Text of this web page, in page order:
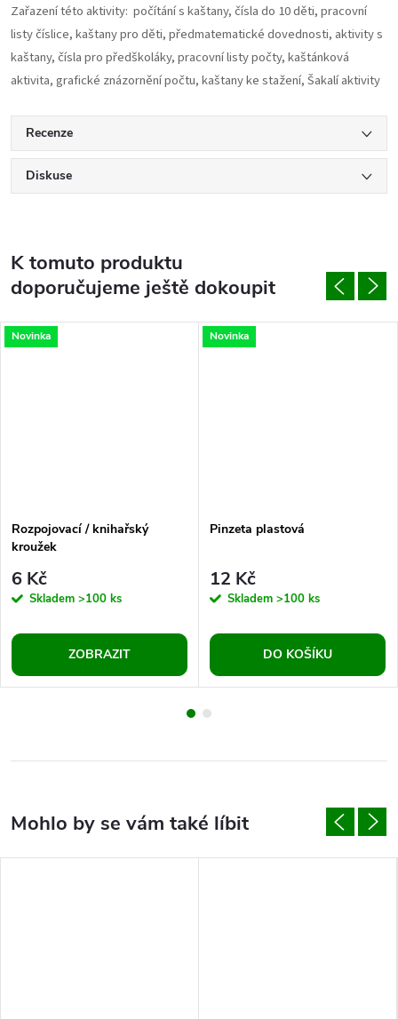
Zařazení této aktivity: počítání s kaštany, čísla do 10 děti, pracovní
listy číslice, kaštany pro děti, předmatematické dovednosti, aktivity s
kaštany, čísla pro předškoláky, pracovní listy počty, kaštánková
aktivita, grafické znázornění počtu, kaštany ke stažení, Šakalí aktivity
Recenze
Diskuse
K tomuto produktu
doporučujeme ještě dokoupit
Novinka
Rozpojovací / knihařský
kroužek
6 Kč
Skladem >100 ks
ZOBRAZIT
Novinka
Pinzeta plastová
12 Kč
Skladem >100 ks
DO KOŠÍKU